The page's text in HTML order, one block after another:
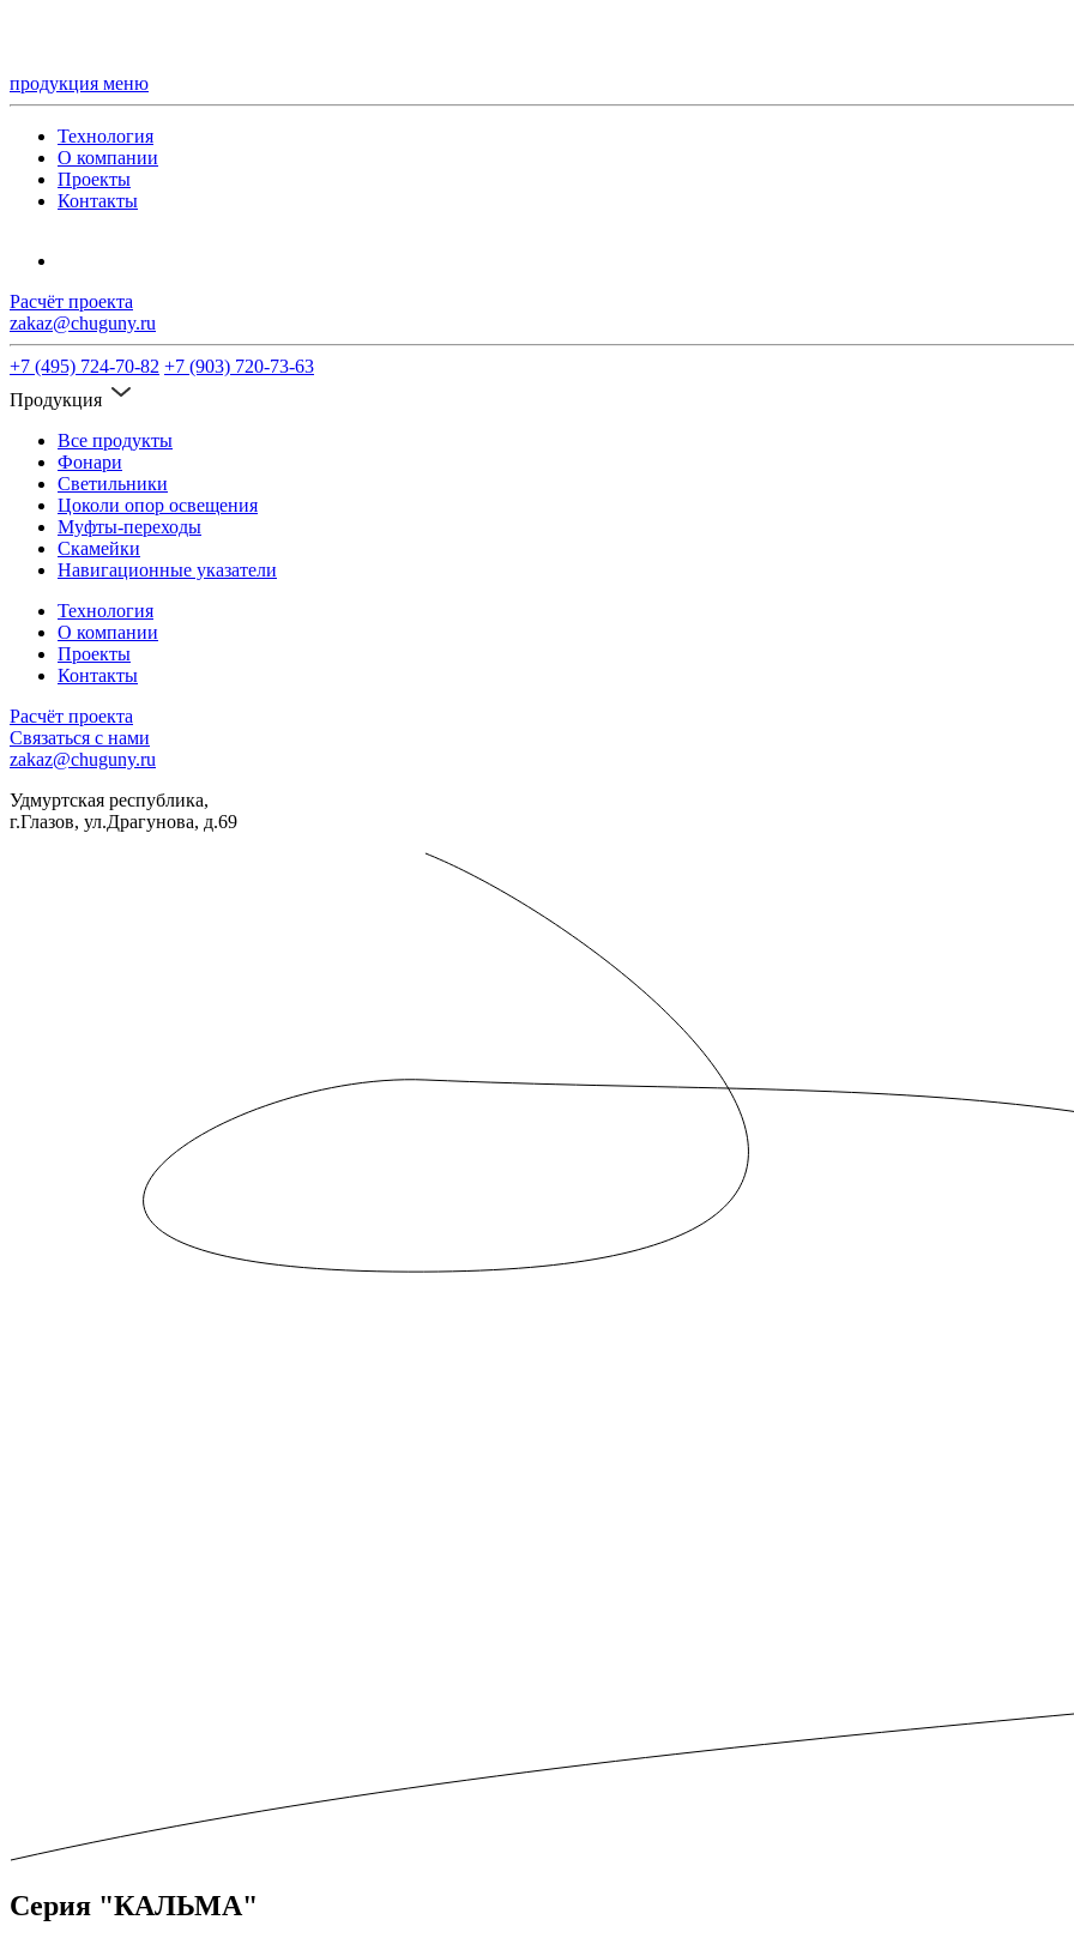
продукция меню
Технология
О компании
Проекты
Контакты
Расчёт проекта
zakaz@chuguny.ru
+7 (495) 724-70-82 +7 (903) 720-73-63
Продукция
Все продукты
Фонари
Светильники
Цоколи опор освещения
Муфты-переходы
Скамейки
Навигационные указатели
Технология
О компании
Проекты
Контакты
Расчёт проекта
Связаться с нами
zakaz@chuguny.ru
Удмуртская республика,
г.Глазов, ул.Драгунова, д.69
Серия "КАЛЬМА"